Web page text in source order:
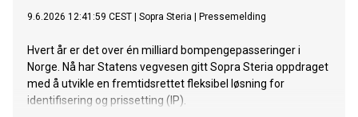
9.6.2026 12:41:59 CEST Sopra Steria Pressemelding
Hvert år er det over én milliard bompengepasseringer i
Norge. Nå har Statens vegvesen gitt Sopra Steria oppdraget
med å utvikle en fremtidsrettet fleksibel løsning for
identifisering og prissetting (IP).